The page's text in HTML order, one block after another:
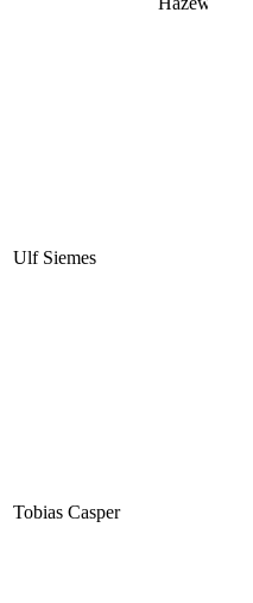
Ulf Siemes
Tobias Casper